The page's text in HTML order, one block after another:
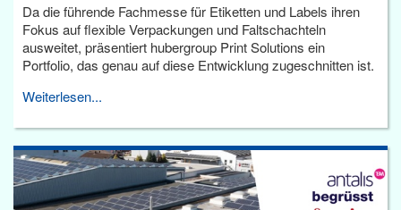
Da die führende Fachmesse für Etiketten und Labels ihren
Fokus auf flexible Verpackungen und Faltschachteln
ausweitet, präsentiert hubergroup Print Solutions ein
Portfolio, das genau auf diese Entwicklung zugeschnitten ist.
Weiterlesen...